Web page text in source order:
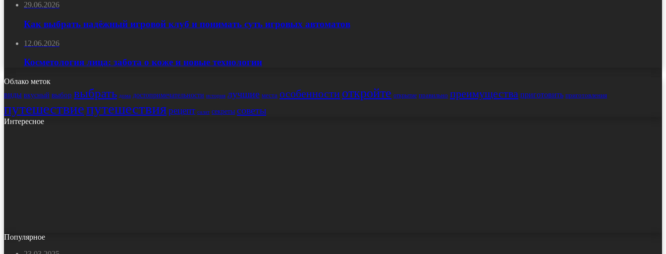
29.06.2026
Как выбрать надёжный игровой клуб и понимать суть игровых автоматов
12.06.2026
Косметология лица: забота о коже и новые технологии
Облако меток
виды вкусный выбор выбрать дома достопримечательности история лучшие места особенности откройте открытие правильно преимущества приготовить приготовления
путешествиепутешествиярецепт салат секреты советы
Интересное
Популярное